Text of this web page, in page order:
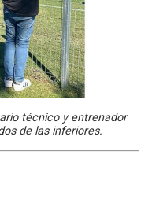
técnico y entrenador
de las inferiores.